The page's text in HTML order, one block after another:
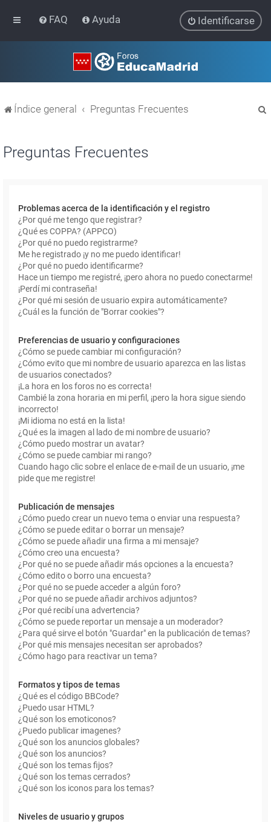
FAQ Ayuda Identificarse
Índice general Preguntas Frecuentes
Preguntas Frecuentes
Problemas acerca de la identificación y el registro
¿Por qué me tengo que registrar?
¿Qué es COPPA? (APPCO)
¿Por qué no puedo registrarme?
Me he registrado ¡y no me puedo identificar!
¿Por qué no puedo identificarme?
Hace un tiempo me registré, ¡pero ahora no puedo conectarme!
¡Perdí mi contraseña!
¿Por qué mi sesión de usuario expira automáticamente?
¿Cuál es la función de "Borrar cookies"?
Preferencias de usuario y configuraciones
¿Cómo se puede cambiar mi configuración?
¿Cómo evito que mi nombre de usuario aparezca en las listas
de usuarios conectados?
¡La hora en los foros no es correcta!
Cambié la zona horaria en mi perfil, ¡pero la hora sigue siendo
incorrecto!
¡Mi idioma no está en la lista!
¿Qué es la imagen al lado de mi nombre de usuario?
¿Cómo puedo mostrar un avatar?
¿Cómo se puede cambiar mi rango?
Cuando hago clic sobre el enlace de e-mail de un usuario, ¡me
pide que me registre!
Publicación de mensajes
¿Cómo puedo crear un nuevo tema o enviar una respuesta?
¿Cómo se puede editar o borrar un mensaje?
¿Cómo se puede añadir una firma a mi mensaje?
¿Cómo creo una encuesta?
¿Por qué no se puede añadir más opciones a la encuesta?
¿Cómo edito o borro una encuesta?
¿Por qué no se puede acceder a algún foro?
¿Por qué no se puede añadir archivos adjuntos?
¿Por qué recibí una advertencia?
¿Cómo se puede reportar un mensaje a un moderador?
¿Para qué sirve el botón "Guardar" en la publicación de temas?
¿Por qué mis mensajes necesitan ser aprobados?
¿Cómo hago para reactivar un tema?
Formatos y tipos de temas
¿Qué es el código BBCode?
¿Puedo usar HTML?
¿Qué son los emoticonos?
¿Puedo publicar imagenes?
¿Qué son los anuncios globales?
¿Qué son los anuncios?
¿Qué son los temas fijos?
¿Qué son los temas cerrados?
¿Qué son los iconos para los temas?
Niveles de usuario y grupos